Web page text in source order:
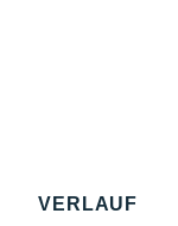
VERLAUF